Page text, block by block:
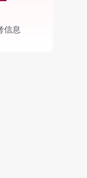
信息